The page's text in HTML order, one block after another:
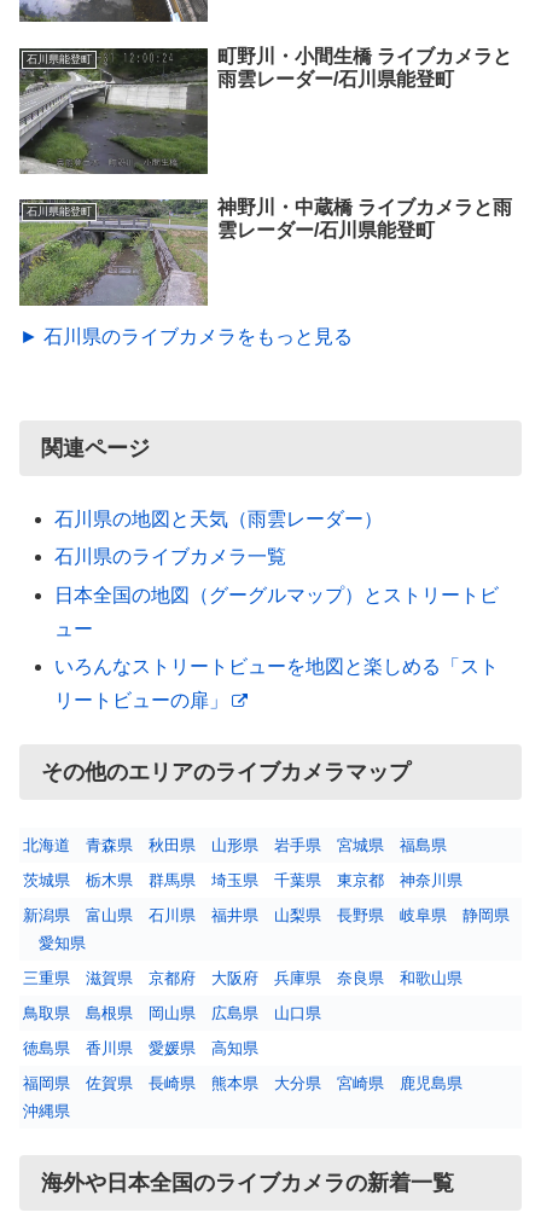
石川県能登町
町野川・小間生橋 ライブカメラと
雨雲レーダー/石川県能登町
石川県能登町
神野川・中蔵橋 ライブカメラと雨
雲レーダー/石川県能登町
► 石川県のライブカメラをもっと見る
関連ページ
石川県の地図と天気（雨雲レーダー）
石川県のライブカメラ一覧
日本全国の地図（グーグルマップ）とストリートビ
ュー
いろんなストリートビューを地図と楽しめる「スト
リートビューの扉」
その他のエリアのライブカメラマップ
北海道 青森県 秋田県 山形県 岩手県 宮城県
福島県
茨城県
栃木県 群馬県 埼玉県 千葉県 東京都
神奈川県
新潟県
富山県 石川県 福井県 山梨県 長野県 岐阜県
静岡県
愛知県
三重県
滋賀県 京都府 大阪府 兵庫県 奈良県
和歌山県
鳥取県
島根県 岡山県 広島県
山口県
徳島県
香川県 愛媛県
高知県
福岡県
佐賀県 長崎県 熊本県 大分県 宮崎県
鹿児島県
沖縄県
海外や日本全国のライブカメラの新着一覧